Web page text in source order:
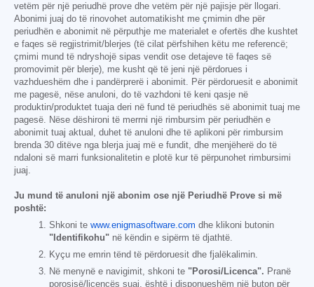
vetëm për një periudhë prove dhe vetëm për një pajisje për llogari.
Abonimi juaj do të rinovohet automatikisht me çmimin dhe për
periudhën e abonimit në përputhje me materialet e ofertës dhe kushtet
e faqes së regjistrimit/blerjes (të cilat përfshihen këtu me referencë;
çmimi mund të ndryshojë sipas vendit ose detajeve të faqes së
promovimit për blerje), me kusht që të jeni një përdorues i
vazhdueshëm dhe i pandërprerë i abonimit. Për përdoruesit e abonimit
me pagesë, nëse anuloni, do të vazhdoni të keni qasje në
produktin/produktet tuaja deri në fund të periudhës së abonimit tuaj me
pagesë. Nëse dëshironi të merrni një rimbursim për periudhën e
abonimit tuaj aktual, duhet të anuloni dhe të aplikoni për rimbursim
brenda 30 ditëve nga blerja juaj më e fundit, dhe menjëherë do të
ndaloni së marri funksionalitetin e plotë kur të përpunohet rimbursimi
juaj.
Ju mund të anuloni një abonim ose një Periudhë Prove si më
poshtë:
Shkoni te www.enigmasoftware.com dhe klikoni butonin
"Identifikohu" në këndin e sipërm të djathtë.
Kyçu me emrin tënd të përdoruesit dhe fjalëkalimin.
Në menynë e navigimit, shkoni te "Porosi/Licenca". Pranë
porosisë/licencës suaj, është i disponueshëm një buton për